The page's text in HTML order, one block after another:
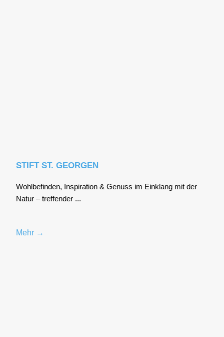
STIFT ST. GEORGEN
Wohl­be­fin­den, Inspi­ra­ti­on & Genuss im Ein­klang mit der
Natur – tref­fen­der ...
Mehr →